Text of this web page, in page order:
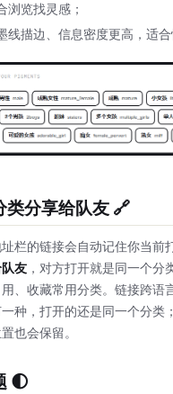
浏览找灵感；
线描边、信息密度更高，适合
类分享给队友 🔗
栏的链接会自动记住你当前
友 ，对方打开就是同一个
、收藏常用分类。链接跨语
种，打开的还是同一个分类
也会保留。
🌓